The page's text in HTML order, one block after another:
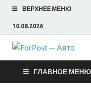
ВЕРХНЕЕ МЕНЮ
10.08.2026
ГЛАВНОЕ МЕНЮ